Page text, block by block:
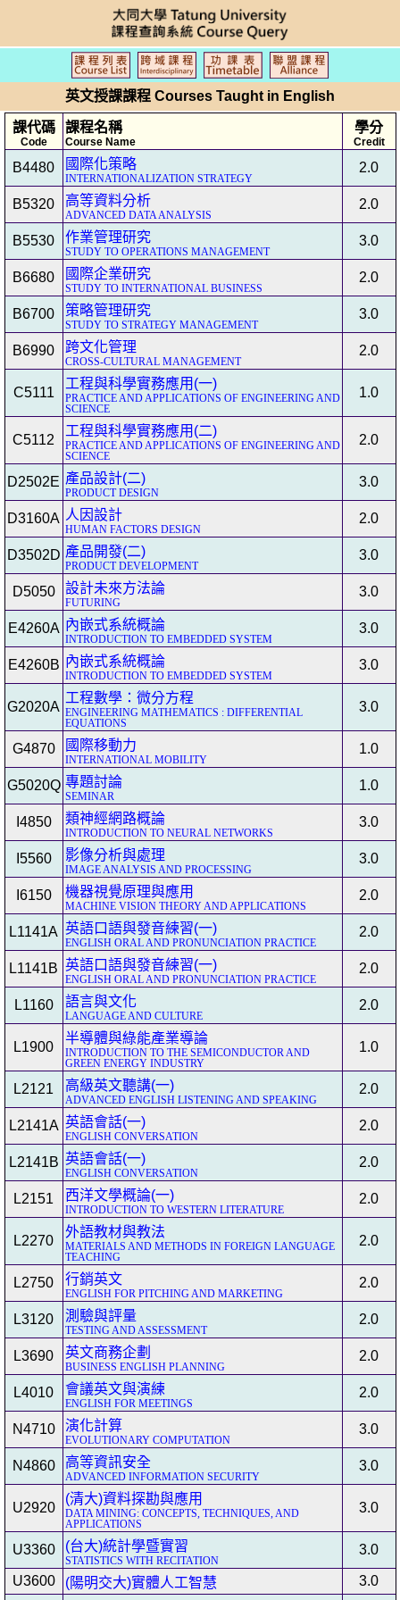
英文授課課程 Courses Taught in English
課代碼
Code
課程名稱
Course Name
學分
Credit
B4480 國際化策略
INTERNATIONALIZATION STRATEGY
2.0
B5320 高等資料分析
ADVANCED DATA ANALYSIS
2.0
B5530 作業管理研究
STUDY TO OPERATIONS MANAGEMENT
3.0
B6680 國際企業研究
STUDY TO INTERNATIONAL BUSINESS
2.0
B6700 策略管理研究
STUDY TO STRATEGY MANAGEMENT
3.0
B6990 跨文化管理
CROSS-CULTURAL MANAGEMENT
2.0
C5111
工程與科學實務應用(一)
PRACTICE AND APPLICATIONS OF ENGINEERING AND
SCIENCE
1.0
C5112
工程與科學實務應用(二)
PRACTICE AND APPLICATIONS OF ENGINEERING AND
SCIENCE
2.0
D2502E 產品設計(二)
PRODUCT DESIGN
3.0
D3160A 人因設計
HUMAN FACTORS DESIGN
2.0
D3502D 產品開發(二)
PRODUCT DEVELOPMENT
3.0
D5050 設計未來方法論
FUTURING
3.0
E4260A 內嵌式系統概論
INTRODUCTION TO EMBEDDED SYSTEM
3.0
E4260B 內嵌式系統概論
INTRODUCTION TO EMBEDDED SYSTEM
3.0
G2020A
工程數學：微分方程
ENGINEERING MATHEMATICS : DIFFERENTIAL
EQUATIONS
3.0
G4870 國際移動力
INTERNATIONAL MOBILITY
1.0
G5020Q 專題討論
SEMINAR
1.0
I4850 類神經網路概論
INTRODUCTION TO NEURAL NETWORKS
3.0
I5560 影像分析與處理
IMAGE ANALYSIS AND PROCESSING
3.0
I6150 機器視覺原理與應用
MACHINE VISION THEORY AND APPLICATIONS
2.0
L1141A 英語口語與發音練習(一)
ENGLISH ORAL AND PRONUNCIATION PRACTICE
2.0
L1141B 英語口語與發音練習(一)
ENGLISH ORAL AND PRONUNCIATION PRACTICE
2.0
L1160 語言與文化
LANGUAGE AND CULTURE
2.0
L1900
半導體與綠能產業導論
INTRODUCTION TO THE SEMICONDUCTOR AND
GREEN ENERGY INDUSTRY
1.0
L2121 高級英文聽講(一)
ADVANCED ENGLISH LISTENING AND SPEAKING
2.0
L2141A 英語會話(一)
ENGLISH CONVERSATION
2.0
L2141B 英語會話(一)
ENGLISH CONVERSATION
2.0
L2151 西洋文學概論(一)
INTRODUCTION TO WESTERN LITERATURE
2.0
L2270
外語教材與教法
MATERIALS AND METHODS IN FOREIGN LANGUAGE
TEACHING
2.0
L2750 行銷英文
ENGLISH FOR PITCHING AND MARKETING
2.0
L3120 測驗與評量
TESTING AND ASSESSMENT
2.0
L3690 英文商務企劃
BUSINESS ENGLISH PLANNING
2.0
L4010 會議英文與演練
ENGLISH FOR MEETINGS
2.0
N4710 演化計算
EVOLUTIONARY COMPUTATION
3.0
N4860 高等資訊安全
ADVANCED INFORMATION SECURITY
3.0
U2920
(清大)資料探勘與應用
DATA MINING: CONCEPTS, TECHNIQUES, AND
APPLICATIONS
3.0
U3360 (台大)統計學暨實習
STATISTICS WITH RECITATION
3.0
U3600 (陽明交大)實體人工智慧 3.0